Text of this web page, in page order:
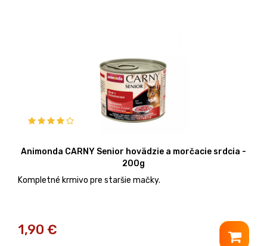
Animonda CARNY Senior hovädzie a morčacie srdcia -
200g
Kompletné krmivo pre staršie mačky.
1,90 €